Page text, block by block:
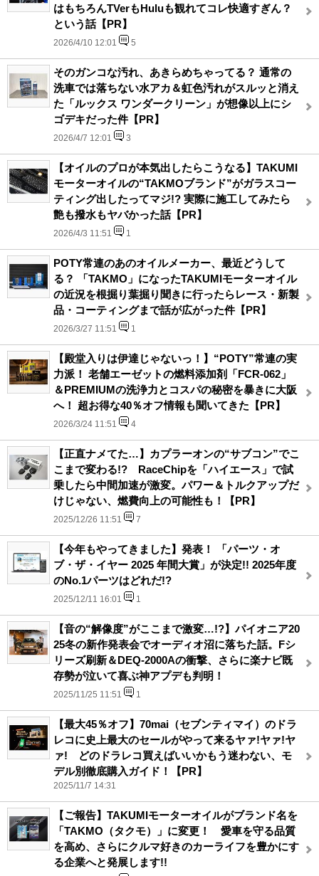
はもちろんTVerもHuluも観れてコレ快適すぎん？
という話【PR】
2026/4/10 12:01 5
そのガンコな汚れ、あきらめちゃってる？ 通常の
洗車では落ちない水アカ＆虹色汚れがスルッと消え
た「ルックス ワンダークリーン」が想像以上にシ
ゴデキだった件【PR】
2026/4/7 12:01 3
【オイルのプロが本気出したらこうなる】TAKUMI
モーターオイルの“TAKMOブランド”がガラスコー
ティング出したってマジ!? 実際に施工してみたら
艶も撥水もヤバかった話【PR】
2026/4/3 11:51 1
POTY常連のあのオイルメーカー、最近どうして
る？ 「TAKMO」になったTAKUMIモーターオイル
の近況を根掘り葉掘り聞きに行ったらレース・新製
品・コーティングまで話が広がった件【PR】
2026/3/27 11:51 1
【殿堂入りは伊達じゃないっ！】“POTY”常連の実
力派！ 老舗エーゼットの燃料添加剤「FCR-062」
＆PREMIUMの洗浄力とコスパの秘密を暴きに大阪
へ！ 超お得な40％オフ情報も聞いてきた【PR】
2026/3/24 11:51 4
【正直ナメてた…】カプラーオンの“サブコン”でこ
こまで変わる!? RaceChipを「ハイエース」で試
乗したら中間加速が激変。パワー＆トルクアップだ
けじゃない、燃費向上の可能性も！【PR】
2025/12/26 11:51 7
【今年もやってきました】発表！ 「パーツ・オ
ブ・ザ・イヤー 2025 年間大賞」が決定!! 2025年度
のNo.1パーツはどれだ!?
2025/12/11 16:01 1
【音の“解像度”がここまで激変…!?】パイオニア20
25冬の新作発表会でオーディオ沼に落ちた話。Fシ
リーズ刷新＆DEQ-2000Aの衝撃、さらに楽ナビ既
存勢が泣いて喜ぶ神アプデも判明！
2025/11/25 11:51 1
【最大45％オフ】70mai（セブンティマイ）のドラ
レコに史上最大のセールがやって来るヤァ!ヤァ!ヤ
ァ! どのドラレコ買えばいいかもう迷わない、モ
デル別徹底購入ガイド！【PR】
2025/11/7 14:31
【ご報告】TAKUMIモーターオイルがブランド名を
「TAKMO（タクモ）」に変更！ 愛車を守る品質
を高め、さらにクルマ好きのカーライフを豊かにす
る企業へと発展します!!